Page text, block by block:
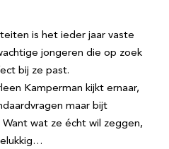
is het ieder jaar vaste
jongeren die op zoek
bij ze past.
Kamperman kijkt ernaar,
maar bijt
wat ze écht wil zeggen,